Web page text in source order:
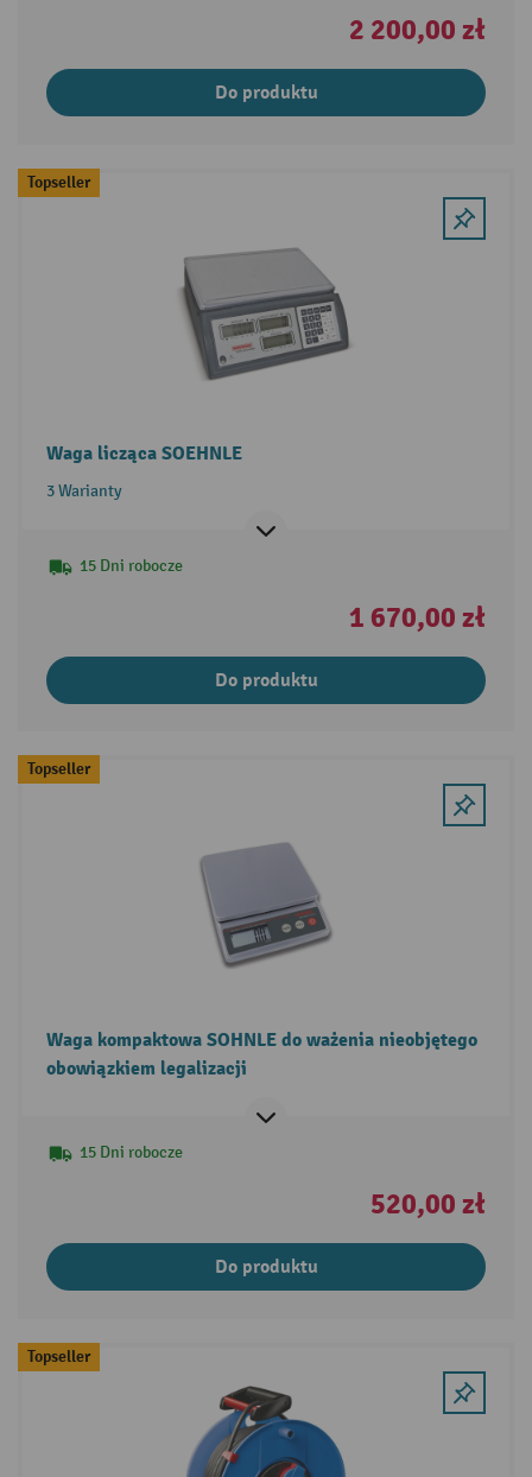
2 200,00 zł
Do produktu
Topseller
Waga licząca SOEHNLE
3 Warianty
15 Dni robocze
1 670,00 zł
Do produktu
Topseller
Waga kompaktowa SOHNLE do ważenia nieobjętego
obowiązkiem legalizacji
15 Dni robocze
520,00 zł
Do produktu
Topseller